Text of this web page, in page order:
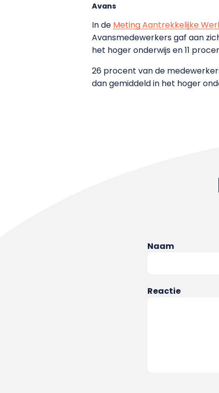
Avans
In de Meting Aantrekkelijke
Avansmedewerkers gaf aan
het hoger onderwijs en 11
26 procent van de
dan gemiddeld in het hoger
Naam
Reactie